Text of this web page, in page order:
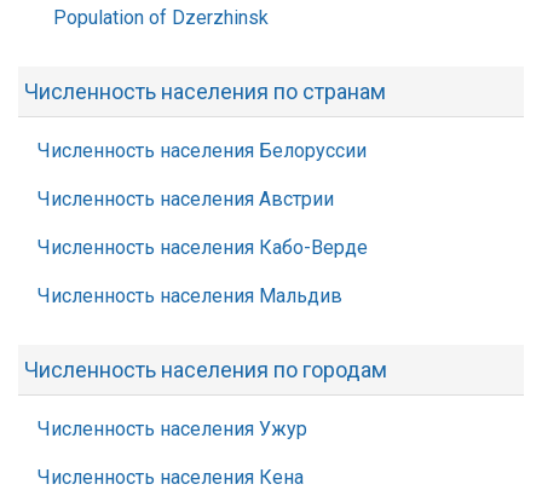
Population of Dzerzhinsk
Численность населения по странам
Численность населения Белоруссии
Численность населения Австрии
Численность населения Кабо-Верде
Численность населения Мальдив
Численность населения по городам
Численность населения Ужур
Численность населения Кена